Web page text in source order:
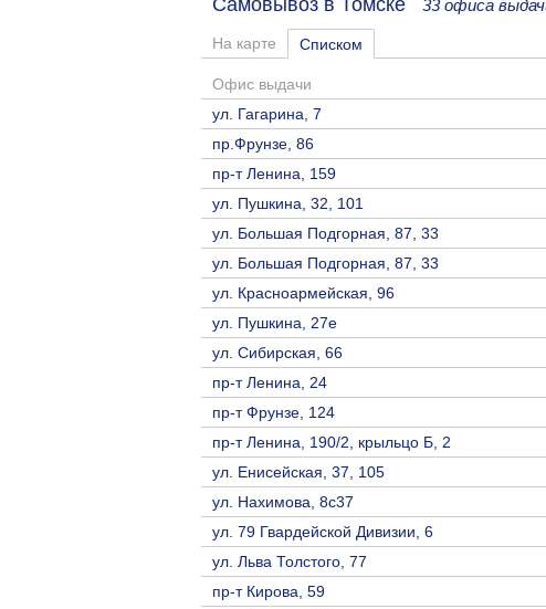
Самовывоз в Томске 33 офиса
На карте Списком
Офис выдачи
ул. Гагарина, 7
пр.Фрунзе, 86
пр-т Ленина, 159
ул. Пушкина, 32, 101
ул. Большая Подгорная, 87, 33
ул. Большая Подгорная, 87, 33
ул. Красноармейская, 96
ул. Пушкина, 27е
ул. Сибирская, 66
пр-т Ленина, 24
пр-т Фрунзе, 124
пр-т Ленина, 190/2, крыльцо Б, 2
ул. Енисейская, 37, 105
ул. Нахимова, 8с37
ул. 79 Гвардейской Дивизии, 6
ул. Льва Толстого, 77
пр-т Кирова, 59